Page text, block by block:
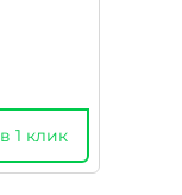
1 клик